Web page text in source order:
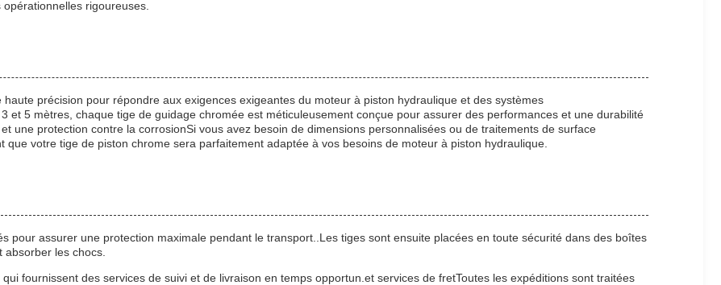
rigoureuses.
précision pour répondre aux exigences exigeantes du moteur à piston hydraulique et des systèmes
et 5 mètres, chaque tige de guidage chromée est méticuleusement conçue pour assurer des performances et une durabilité
une protection contre la corrosionSi vous avez besoin de dimensions personnalisées ou de traitements de surface
votre tige de piston chrome sera parfaitement adaptée à vos besoins de moteur à piston hydraulique.
pour assurer une protection maximale pendant le transport..Les tiges sont ensuite placées en toute sécurité dans des boîtes
les chocs.
fournissent des services de suivi et de livraison en temps opportun.et services de fretToutes les expéditions sont traitées